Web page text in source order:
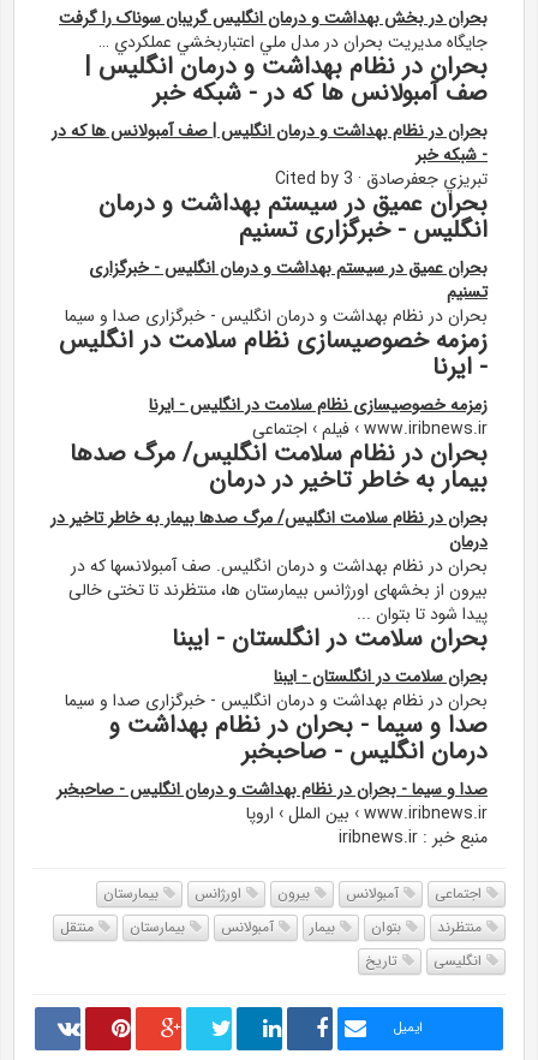
بحران در بخش بهداشت و درمان انگلیس گریبان سوناک را گرفت
جايگاه مديريت بحران در مدل ملي اعتباربخشي عملکردي …
بحران در نظام بهداشت و درمان انگلیس |
صف آمبولانس ها که در - شبکه خبر
بحران در نظام بهداشت و درمان انگلیس | صف آمبولانس ها که در
- شبکه خبر
تبريزي جعفرصادق · Cited by 3
بحران عمیق در سیستم بهداشت و درمان
انگلیس - خبرگزاری تسنیم
بحران عمیق در سیستم بهداشت و درمان انگلیس - خبرگزاری
تسنیم
بحران در نظام بهداشت و درمان انگلیس - خبرگزاری صدا و سیما
زمزمه خصوصیسازی نظام سلامت در انگلیس
- ایرنا
زمزمه خصوصیسازی نظام سلامت در انگلیس - ایرنا
www.iribnews.ir › فیلم › اجتماعی
بحران در نظام سلامت انگلیس/ مرگ صدها
بیمار به خاطر تاخیر در درمان
بحران در نظام سلامت انگلیس/ مرگ صدها بیمار به خاطر تاخیر در
درمان
بحران در نظام بهداشت و درمان انگلیس. صف آمبولانسها که در
بیرون از بخشهای اورژانس بیمارستان ها، منتظرند تا تختی خالی
پیدا شود تا بتوان ...
بحران سلامت در انگلستان - ایبنا
بحران سلامت در انگلستان - ایبنا
بحران در نظام بهداشت و درمان انگلیس - خبرگزاری صدا و سیما
صدا و سیما - بحران در نظام بهداشت و
درمان انگلیس - صاحبخبر
صدا و سیما - بحران در نظام بهداشت و درمان انگلیس - صاحبخبر
www.iribnews.ir › بین الملل › اروپا
منبع خبر : iribnews.ir
اجتماعی آمبولانس بیرون اورژانس
بیمارستان
منتظرند
بتوان بیمار آمبولانس بیمارستان
منتقل
انگلیسی
تاریخ
ایمیل